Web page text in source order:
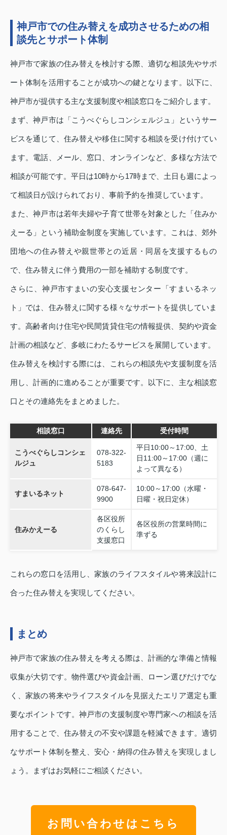
神戸市での住み替えを成功させるための相
談先とサポート体制
神戸市で家族の住み替えを検討する際、適切な相談先やサポ
ート体制を活用することが成功への鍵となります。以下に、
神戸市が提供する主な支援制度や相談窓口をご紹介します。
まず、神戸市は「こうべぐらしコンシェルジュ」というサー
ビスを通じて、住み替えや移住に関する相談を受け付けてい
ます。電話、メール、窓口、オンラインなど、多様な方法で
相談が可能です。平日は10時から17時まで、土日も週によっ
て相談日が設けられており、事前予約を推奨しています。
また、神戸市は若年夫婦や子育て世帯を対象とした「住みか
えーる」という補助金制度を実施しています。これは、郊外
団地への住み替えや親世帯との近居・同居を支援するもの
で、住み替えに伴う費用の一部を補助する制度です。
さらに、神戸市すまいの安心支援センター「すまいるネッ
ト」では、住み替えに関する様々なサポートを提供していま
す。高齢者向け住宅や民間賃貸住宅の情報提供、契約や資金
計画の相談など、多岐にわたるサービスを展開しています。
住み替えを検討する際には、これらの相談先や支援制度を活
用し、計画的に進めることが重要です。以下に、主な相談窓
口とその連絡先をまとめました。
相談窓口 連絡先 受付時間
こうべぐらしコンシェ
ルジュ
078-322-
5183
平日10:00～17:00、土
日11:00～17:00（週に
よって異なる）
すまいるネット
078-647-
9900
10:00～17:00（水曜・
日曜・祝日定休）
住みかえーる
各区役所
のくらし
支援窓口
各区役所の営業時間に
準ずる
これらの窓口を活用し、家族のライフスタイルや将来設計に
合った住み替えを実現してください。
まとめ
神戸市で家族の住み替えを考える際は、計画的な準備と情報
収集が大切です。物件選びや資金計画、ローン選びだけでな
く、家族の将来やライフスタイルを見据えたエリア選定も重
要なポイントです。神戸市の支援制度や専門家への相談を活
用することで、住み替えの不安や課題を軽減できます。適切
なサポート体制を整え、安心・納得の住み替えを実現しまし
ょう。まずはお気軽にご相談ください。
お問い合わせはこちら